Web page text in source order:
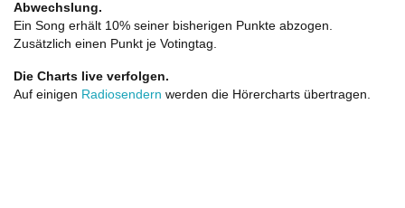
Abwechslung.
Ein Song erhält 10% seiner bisherigen Punkte abzogen.
Zusätzlich einen Punkt je Votingtag.
Die Charts live verfolgen.
Auf einigen Radiosendern werden die Hörercharts übertragen.